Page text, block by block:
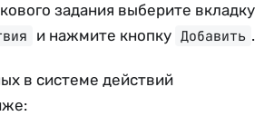
задания выберите вкладку
и нажмите кнопку Добавить .
в системе действий